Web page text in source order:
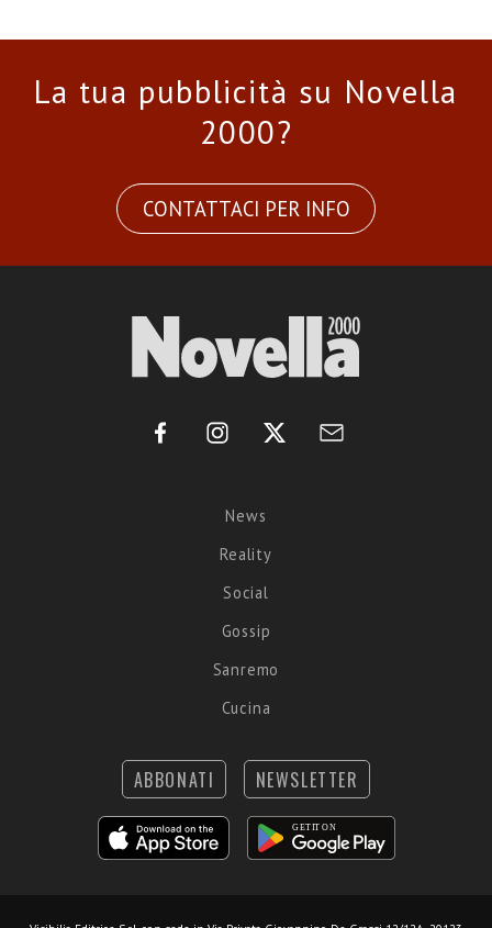
La tua pubblicità su Novella
2000?
CONTATTACI PER INFO
News
Reality
Social
Gossip
Sanremo
Cucina
ABBONATI NEWSLETTER